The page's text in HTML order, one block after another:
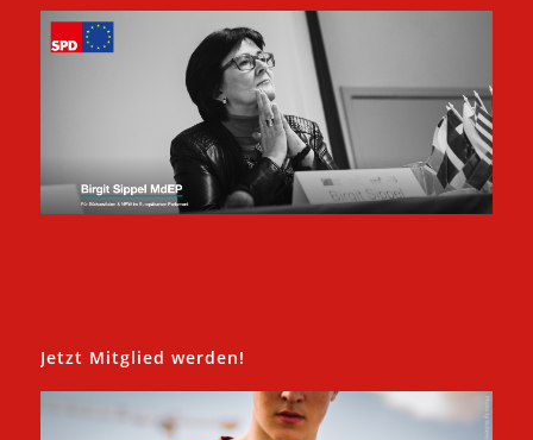
Jetzt Mitglied werden!